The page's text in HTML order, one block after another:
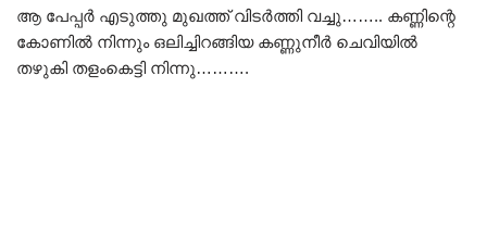
ആ പേപ്പർ എടുത്തു മുഖത്ത് വിടർത്തി വച്ചു…….. കണ്ണിന്റെ
കോണിൽ നിന്നും ഒലിച്ചിറങ്ങിയ കണ്ണുനീർ ചെവിയിൽ
തഴുകി തളംകെട്ടി നിന്നു……….